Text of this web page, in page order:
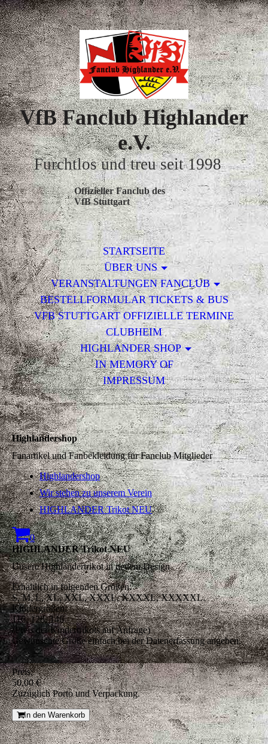
VfB Fanclub Highlander
e.V.
Furchtlos und treu seit 1998
Offizieller Fanclub des
VfB Stuttgart
STARTSEITE
ÜBER UNS
VERANSTALTUNGEN FANCLUB
BESTELLFORMULAR TICKETS & BUS
VFB STUTTGART OFFIZIELLE TERMINE
CLUBHEIM
HIGHLANDER SHOP
IN MEMORY OF
IMPRESSUM
Highlandershop
Fanartikel und Fanbekleidung für Fanclub Mitglieder
Highlandershop
Wir stehen zu unserem Verein
HIGHLANDER Trikot NEU
0
HIGHLANDER Trikot NEU
Unsere Highlandertrikot in neuem Design
Erhältlich in folgenden Größen:
S, M, L, XL, XXL, XXXL, XXXXL, XXXXXL.
Kindergrößen:
116, 128, 146
(Preis der Kindertrikots auf Anfrage)
Gewünschte Größe einfach bei der Datenerfassung angeben.
Preis:
50,00 €
Zuzüglich Porto und Verpackung.
In den Warenkorb